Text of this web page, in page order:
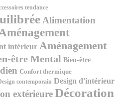
tendance
Alimentation
intérieur Aménagement
être Mental Bien-être
Confort thermique
contemporain Design d'intérieur
extérieureDécoration